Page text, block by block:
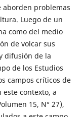
aborden problemas
Luego de un
como del medio
de volcar sus
difusión de la
de los Estudios
campos críticos de
este contexto, a
15, N° 27),